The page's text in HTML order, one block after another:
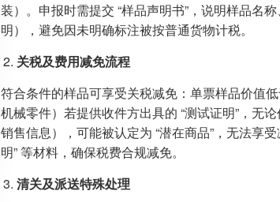
装）。申报时需提交 “样品声明书”，说明样品名
明），避免因未明确标注被按普通货物计税。
关税及费用减免流程
符合条件的样品可享受关税减免：单票样品价值
机械零件）若提供收件方出具的 “测试证明”，无
销售信息），可能被认定为 “潜在商品”，无法享
明” 等材料，确保税费合规减免。
清关及派送特殊处理